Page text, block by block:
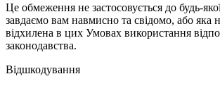
Це обмеження не застосовується до будь-
завдаємо вам навмисно та свідомо, або яка
відхилена в цих Умовах використання
законодавства.
Відшкодування